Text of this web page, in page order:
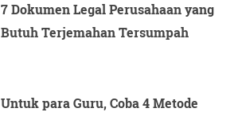
7 Dokumen Legal Perusahaan yang
Butuh Terjemahan Tersumpah
Untuk para Guru, Coba 4 Metode